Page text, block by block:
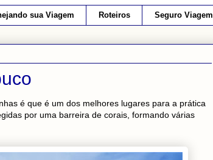
sua Viagem Roteiros Seguro Viagem
é que é um dos melhores lugares para a prática
por uma barreira de corais, formando várias